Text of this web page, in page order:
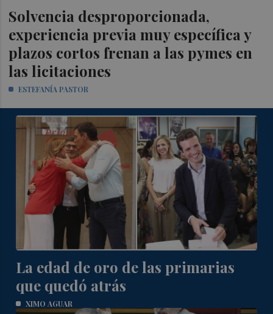
Solvencia desproporcionada,
experiencia previa muy específica y
plazos cortos frenan a las pymes en
las licitaciones
ESTEFANÍA PASTOR
La edad de oro de las primarias
que quedó atrás
XIMO AGUAR